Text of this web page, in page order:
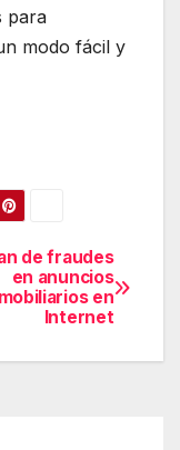
para
modo fácil y
de fraudes
en anuncios
en
Internet